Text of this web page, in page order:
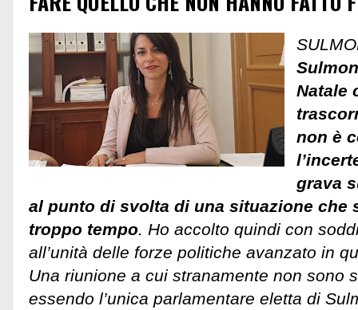
Natale
non è
grava
al punto di svolta di una situazione che
troppo tempo. Ho accolto quindi con
all’unità delle forze politiche avanzato in
Una riunione a cui stranamente non sono
essendo l’unica parlamentare eletta di